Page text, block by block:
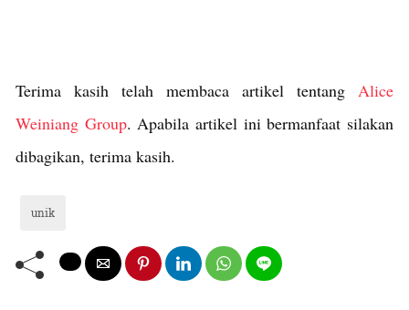
Terima kasih telah membaca artikel tentang Alice
Weiniang Group. Apabila artikel ini bermanfaat silakan
dibagikan, terima kasih.
unik